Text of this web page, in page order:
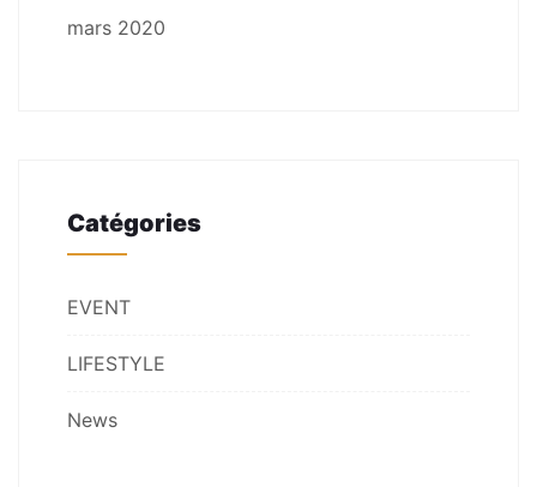
mars 2020
Catégories
EVENT
LIFESTYLE
News